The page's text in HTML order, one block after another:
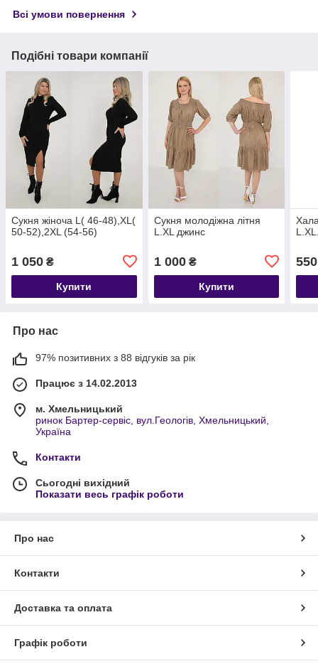
Всі умови повернення
Подібні товари компанії
Сукня жіноча L( 46-48),XL(
50-52),2XL (54-56)
1 050 ₴
Купити
Сукня молодіжна літня
L.XL джинс
1 000₴
Купити
550
Про нас
97% позитивних з 88 відгуків за рік
Працює з 14.02.2013
м. Хмельницький
ринок Бартер-сервіс, вул.Геологів, Хмельницький,
Україна
Контакти
Сьогодні вихідний
Показати весь графік роботи
Про нас
Контакти
Доставка та оплата
Графік роботи